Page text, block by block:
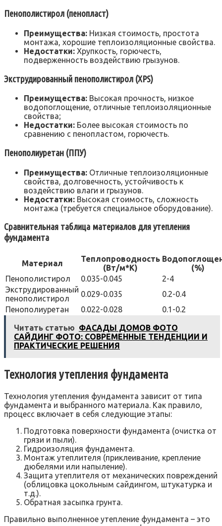
Пенополистирол (пенопласт)
Преимущества: Низкая стоимость, простота
монтажа, хорошие теплоизоляционные свойства.
Недостатки: Хрупкость, горючесть,
подверженность воздействию грызунов.
Экструдированный пенополистирол (XPS)
Преимущества: Высокая прочность, низкое
водопоглощение, отличные теплоизоляционные
свойства;
Недостатки: Более высокая стоимость по
сравнению с пенопластом, горючесть.
Пенополиуретан (ППУ)
Преимущества: Отличные теплоизоляционные
свойства, долговечность, устойчивость к
воздействию влаги и грызунов.
Недостатки: Высокая стоимость, сложность
монтажа (требуется специальное оборудование).
Сравнительная таблица материалов для утепления
фундамента
Материал
Теплопроводность
(Вт/м*К)
(%)
Пенополистирол
0.035-0.045
2-4
Экструдированный
пенополистирол
0.029-0.035
0.2-0.4
Пенополиуретан
0.022-0.028 0.1-0.2
Читать статью ФАСАДЫ ДОМОВ ФОТО
САЙДИНГ ФОТО: СОВРЕМЕННЫЕ ТЕНДЕНЦИИ И
ПРАКТИЧЕСКИЕ РЕШЕНИЯ
Технология утепления фундамента
Технология утепления фундамента зависит от типа
фундамента и выбранного материала. Как правило,
процесс включает в себя следующие этапы:
Подготовка поверхности фундамента (очистка от
грязи и пыли).
Гидроизоляция фундамента.
Монтаж утеплителя (приклеивание, крепление
дюбелями или напыление).
Защита утеплителя от механических повреждений
(облицовка цокольным сайдингом, штукатурка и
т.д.).
Обратная засыпка грунта.
Правильно выполненное утепление фундамента – это